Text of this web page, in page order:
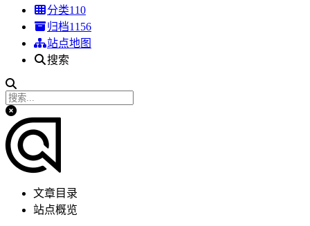
分类110
归档1156
站点地图
搜索
文章目录
站点概览